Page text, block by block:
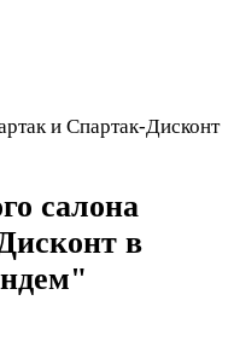
и Спартак-Дисконт
салона
в